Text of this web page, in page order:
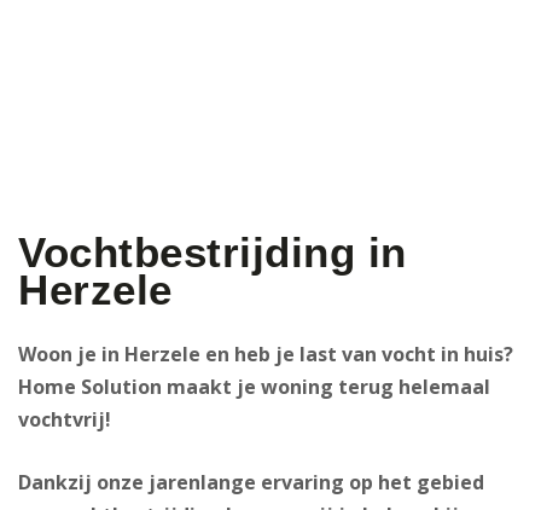
Vochtbestrijding in
Herzele
Woon je in Herzele en heb je last van vocht in huis?
Home Solution maakt je woning terug helemaal
vochtvrij!
Dankzij onze jarenlange ervaring op het gebied